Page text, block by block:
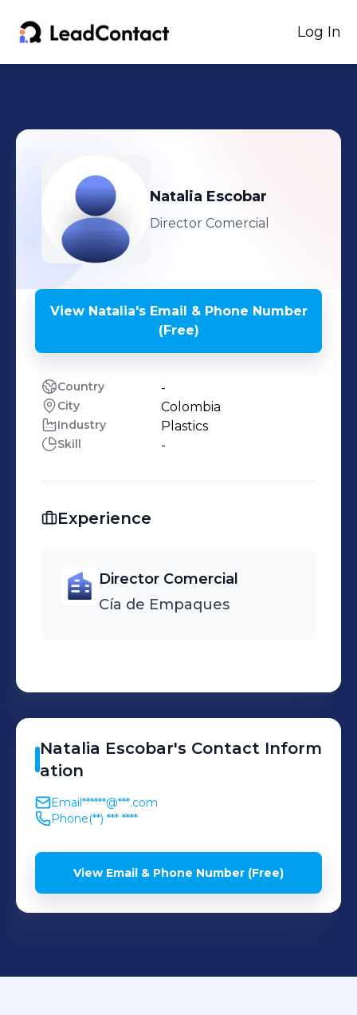
Log In
Natalia Escobar
Director Comercial
View Natalia'sEmail & Phone Number
(Free)
Country -
City Colombia
Industry Plastics
Skill -
Experience
Director Comercial
Cía de Empaques
Natalia Escobar's Contact Inform
ation
Email******@***.com
Phone(**) *** ****
View Email & Phone Number (Free)